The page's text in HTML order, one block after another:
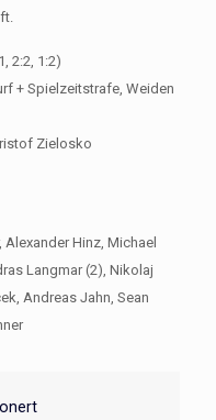
2:2, 1:2)
+ Spielzeitstrafe, Weiden
Zielosko
Hinz, Michael
Langmar (2), Nikolaj
Andreas Jahn, Sean